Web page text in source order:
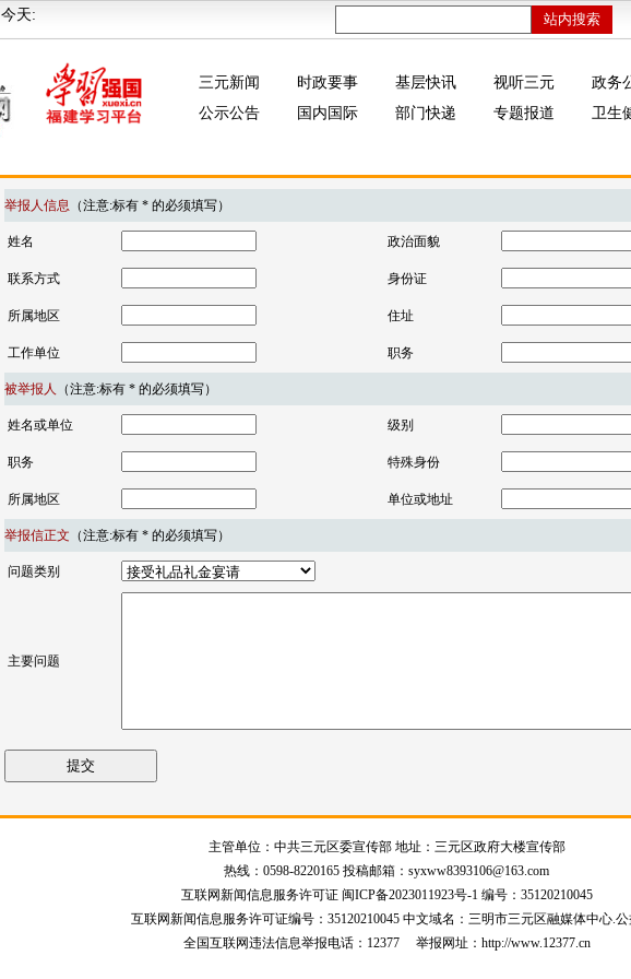
今天:
三元新闻 时政要事 基层快讯 视听三元
政务
公示公告
国内国际 部门快递 专题报道 卫生
举报人信息 （注意:标有 * 的必须填写）
姓名 政治面貌
联系方式 身份证
所属地区 住址
工作单位 职务
被举报人 （注意:标有 * 的必须填写）
姓名或单位 级别
职务 特殊身份
所属地区 单位或地址
举报信正文 （注意:标有 * 的必须填写）
问题类别
主要问题
主管单位：中共三元区委宣传部 地址：三元区政府大楼宣传部
热线：0598-8220165 投稿邮箱：syxww8393106@163.com
互联网新闻信息服务许可证 闽ICP备2023011923号-1编号：35120210045
互联网新闻信息服务许可证编号：35120210045 中文域名：三明市三元区融媒体中心.
全国互联网违法信息举报电话：12377 举报网址：http://www.12377.cn